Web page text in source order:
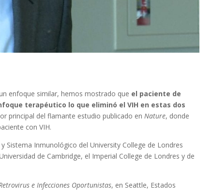
enfoque similar, hemos mostrado que el paciente de
terapéutico lo que eliminó el VIH en estas dos
principal del flamante estudio publicado enNature, donde
con VIH.
Inmunológico del University College de Londres
de Cambridge, el Imperial College de Londres y de
e Infecciones Oportunistas, en Seattle, Estados